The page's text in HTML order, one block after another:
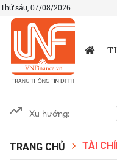
Thứ sáu, 07/08/2026
Xu hướng:
TRANG CHỦ TÀI